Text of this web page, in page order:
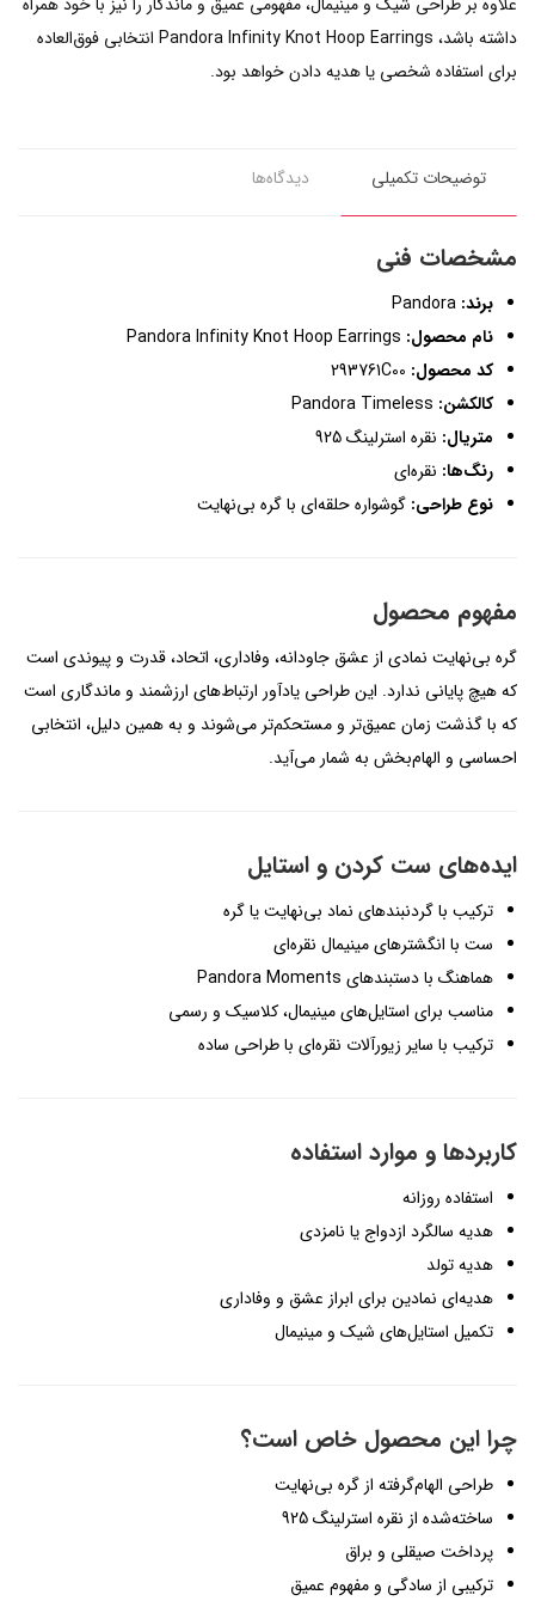
داشته باشد، Pandora Infinity Knot Hoop Earrings انتخابی فوق‌العاده
برای استفاده شخصی یا هدیه دادن خواهد بود.
توضیحات تکمیلی دیدگاه‌ها
مشخصات فنی
برند:
نام محصول:
کد محصول:
کالکشن:
متریال: نقره استرلینگ 925
رنگ‌ها: نقره‌ای
نوع طراحی: گوشواره حلقه‌ای با گره بی‌نهایت
مفهوم محصول
گره بی‌نهایت نمادی از عشق جاودانه، وفاداری، اتحاد، قدرت و پیوندی است
که هیچ پایانی ندارد. این طراحی یادآور ارتباط‌های ارزشمند و ماندگاری است
که با گذشت زمان عمیق‌تر و مستحکم‌تر می‌شوند و به همین دلیل، انتخابی
احساسی و الهام‌بخش به شمار می‌آید.
ایده‌های ست کردن و استایل
ترکیب با گردنبندهای نماد بی‌نهایت یا گره
ست با انگشترهای مینیمال نقره‌ای
هماهنگ با دستبندهای Pandora Moments
مناسب برای استایل‌های مینیمال، کلاسیک و رسمی
ترکیب با سایر زیورآلات نقره‌ای با طراحی ساده
کاربردها و موارد استفاده
استفاده روزانه
هدیه سالگرد ازدواج یا نامزدی
هدیه تولد
هدیه‌ای نمادین برای ابراز عشق و وفاداری
تکمیل استایل‌های شیک و مینیمال
چرا این محصول خاص است؟
طراحی الهام‌گرفته از گره بی‌نهایت
ساخته‌شده از نقره استرلینگ 925
پرداخت صیقلی و براق
ترکیبی از سادگی و مفهوم عمیق